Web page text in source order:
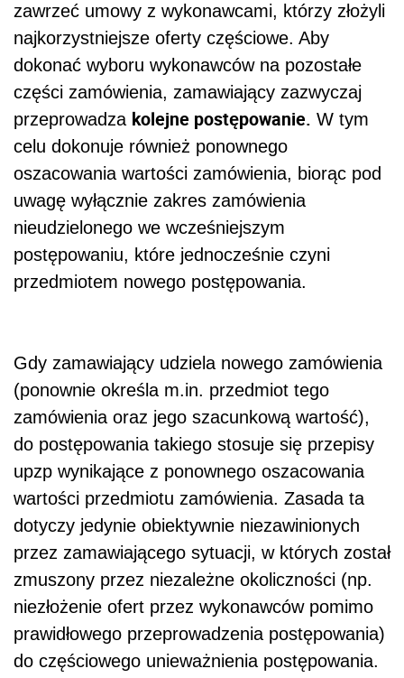
zawrzeć umowy z wykonawcami, którzy złożyli
najkorzystniejsze oferty częściowe. Aby
dokonać wyboru wykonawców na pozostałe
części zamówienia, zamawiający zazwyczaj
przeprowadza kolejne postępowanie. W tym
celu dokonuje również ponownego
oszacowania wartości zamówienia, biorąc pod
uwagę wyłącznie zakres zamówienia
nieudzielonego we wcześniejszym
postępowaniu, które jednocześnie czyni
przedmiotem nowego postępowania.
Gdy zamawiający udziela nowego zamówienia
(ponownie określa m.in. przedmiot tego
zamówienia oraz jego szacunkową wartość),
do postępowania takiego stosuje się przepisy
upzp wynikające z ponownego oszacowania
wartości przedmiotu zamówienia. Zasada ta
dotyczy jedynie obiektywnie niezawinionych
przez zamawiającego sytuacji, w których został
zmuszony przez niezależne okoliczności (np.
niezłożenie ofert przez wykonawców pomimo
prawidłowego przeprowadzenia postępowania)
do częściowego unieważnienia postępowania.